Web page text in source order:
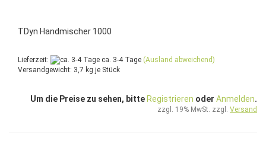
TDyn Handmischer 1000
Lieferzeit: ca. 3-4 Tage (Ausland abweichend)
Versandgewicht: 3,7 kg je Stück
Um die Preise zu sehen, bitte Registrieren oder Anmelden.
zzgl. 19% MwSt. zzgl. Versand